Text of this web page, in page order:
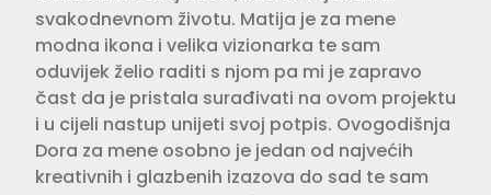
svakodnevnom životu. Matija je za mene
modna ikona i velika vizionarka te sam
oduvijek želio raditi s njom pa mi je zapravo
čast da je pristala surađivati na ovom projektu
i u cijeli nastup unijeti svoj potpis. Ovogodišnja
Dora za mene osobno je jedan od najvećih
kreativnih i glazbenih izazova do sad te sam